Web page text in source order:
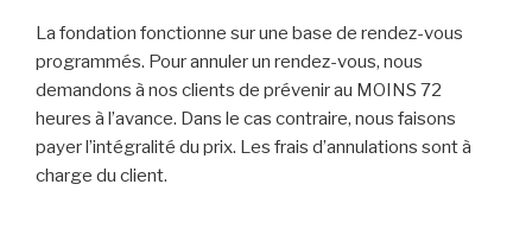
La fondation fonctionne sur une base de rendez-vous
programmés. Pour annuler un rendez-vous, nous
demandons à nos clients de prévenir au MOINS 72
heures à l’avance. Dans le cas contraire, nous faisons
payer l’intégralité du prix. Les frais d’annulations sont à
charge du client.